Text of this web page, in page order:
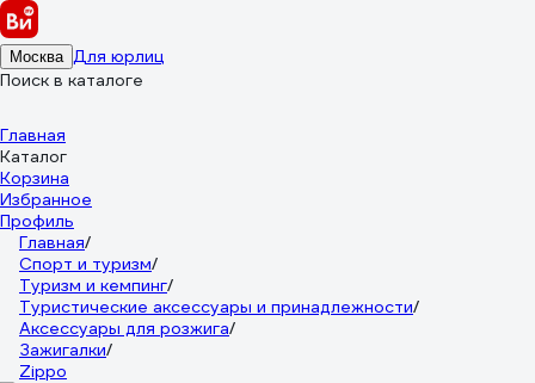
Москва Для юрлиц
Поиск в каталоге
Главная
Каталог
Корзина
Избранное
Профиль
Главная/
Спорт и туризм/
Туризм и кемпинг/
Туристические аксессуары и принадлежности/
Аксессуары для розжига/
Зажигалки/
Zippo